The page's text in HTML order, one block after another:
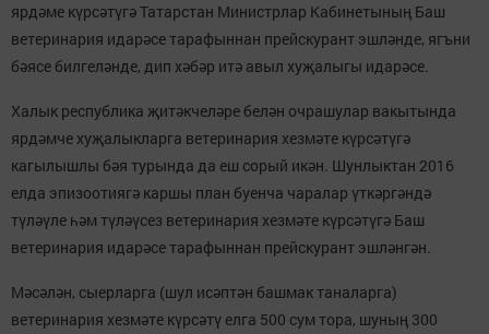
ярдәме күрсәтүгә Татарстан Министрлар Кабинетының Баш
ветеринария идарәсе тарафыннан прейскурант эшләнде, ягъни
бәясе билгеләнде, дип хәбәр итә авыл хуҗалыгы идарәсе.
Халык республика җитәкчеләре белән очрашулар вакытында
ярдәмче хуҗалыкларга ветеринария хезмәте күрсәтүгә
кагылышлы бәя турында да еш сорый икән. Шунлыктан 2016
елда эпизоотиягә каршы план буенча чаралар үткәргәндә
түләүле һәм түләүсез ветеринария хезмәте күрсәтүгә Баш
ветеринария идарәсе тарафыннан прейскурант эшләнгән.
Мәсәлән, сыерларга (шул исәптән башмак таналарга)
ветеринария хезмәте күрсәтү елга 500 сум тора, шуның 300